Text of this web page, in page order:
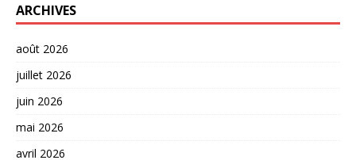
ARCHIVES
août 2026
juillet 2026
juin 2026
mai 2026
avril 2026